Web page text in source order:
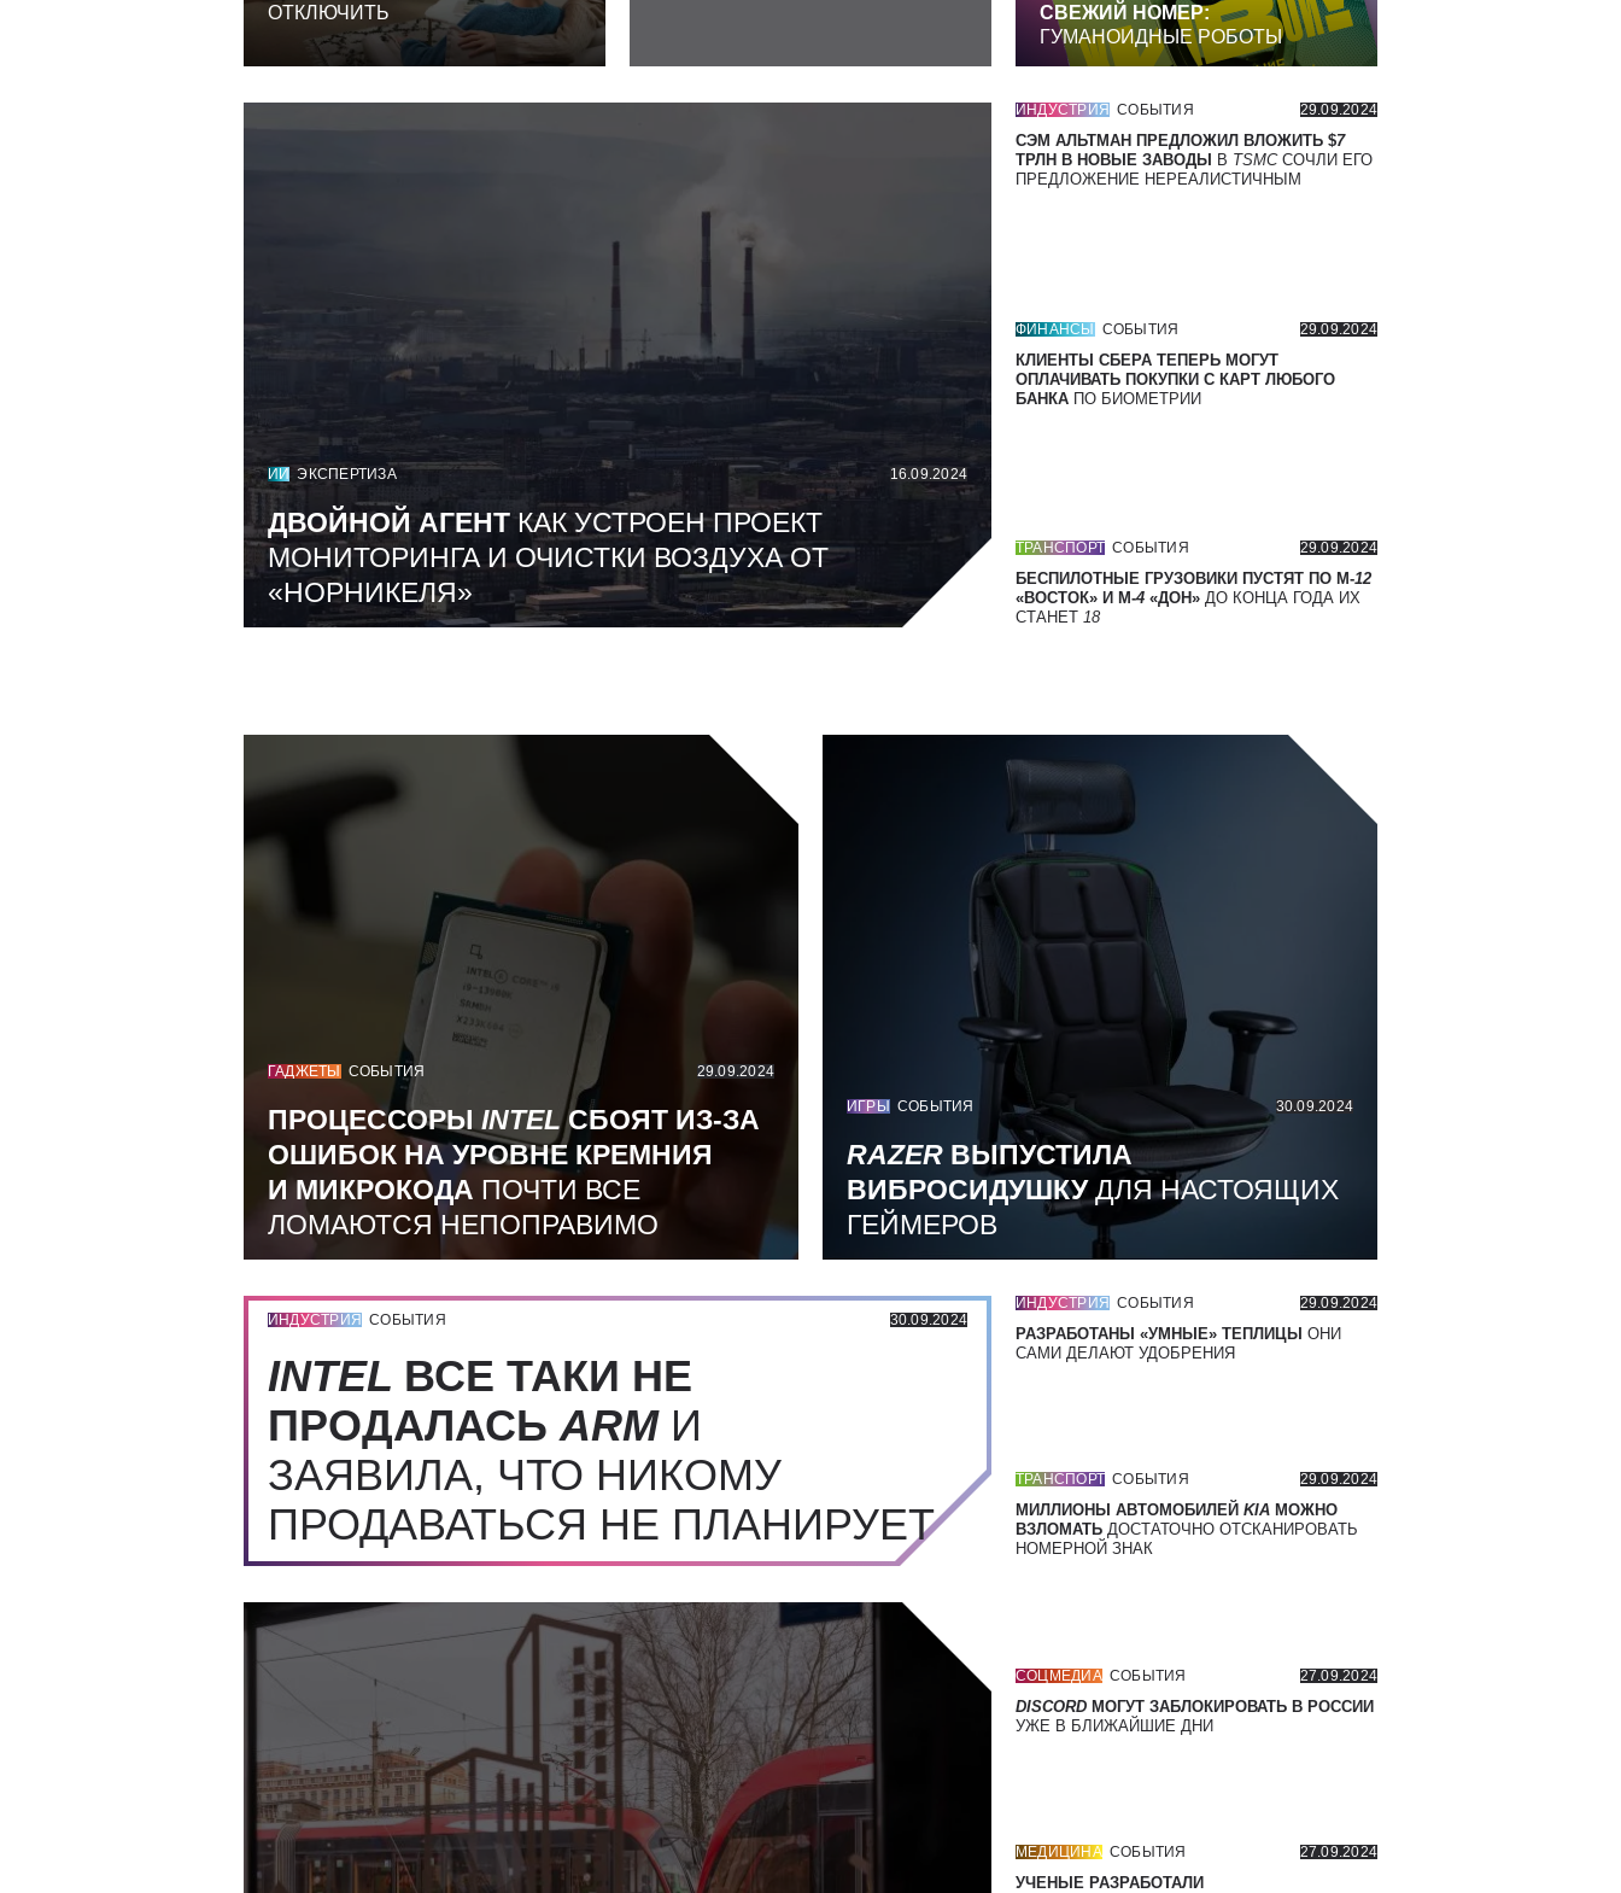
ОТКЛЮЧИТЬ
СВЕЖИЙ НОМЕР:
ГУМАНОИДНЫЕ РОБОТЫ
ИИ ЭКСПЕРТИЗА 16.09.2024
ДВОЙНОЙ АГЕНТКАК УСТРОЕН ПРОЕКТ
МОНИТОРИНГА И ОЧИСТКИ ВОЗДУХА ОТ
«НОРНИКЕЛЯ»
ИНДУСТРИЯ СОБЫТИЯ 29.09.2024
СЭМ АЛЬТМАН ПРЕДЛОЖИЛ ВЛОЖИТЬ $7
ТРЛН В НОВЫЕ ЗАВОДЫ
В TSMC СОЧЛИ ЕГО
ПРЕДЛОЖЕНИЕ НЕРЕАЛИСТИЧНЫМ
ФИНАНСЫ СОБЫТИЯ 29.09.2024
КЛИЕНТЫ СБЕРА ТЕПЕРЬ МОГУТ
ОПЛАЧИВАТЬ ПОКУПКИ С КАРТ ЛЮБОГО
БАНКА ПО БИОМЕТРИИ
ТРАНСПОРТ СОБЫТИЯ 29.09.2024
БЕСПИЛОТНЫЕ ГРУЗОВИКИ ПУСТЯТ ПО М-12
«ВОСТОК» И М-4 «ДОН» ДО КОНЦА ГОДА ИХ
СТАНЕТ 18
ГАДЖЕТЫ СОБЫТИЯ 29.09.2024
ПРОЦЕССОРЫ INTELСБОЯТ ИЗ-ЗА
ОШИБОК НА УРОВНЕ КРЕМНИЯ
И МИКРОКОДА ПОЧТИ ВСЕ
ЛОМАЮТСЯ НЕПОПРАВИМО
ИГРЫ СОБЫТИЯ 30.09.2024
RAZER ВЫПУСТИЛА
ВИБРОСИДУШКУДЛЯ НАСТОЯЩИХ
ГЕЙМЕРОВ
ИНДУСТРИЯ СОБЫТИЯ 30.09.2024
INTEL ВСЕ ТАКИ НЕ
ПРОДАЛАСЬ ARMИ
ЗАЯВИЛА, ЧТО НИКОМУ
ПРОДАВАТЬСЯ НЕ ПЛАНИРУЕТ
ИНДУСТРИЯ СОБЫТИЯ 29.09.2024
РАЗРАБОТАНЫ «УМНЫЕ» ТЕПЛИЦЫ ОНИ
САМИ ДЕЛАЮТ УДОБРЕНИЯ
ТРАНСПОРТ СОБЫТИЯ 29.09.2024
МИЛЛИОНЫ АВТОМОБИЛЕЙ KIA МОЖНО
ВЗЛОМАТЬ ДОСТАТОЧНО ОТСКАНИРОВАТЬ
НОМЕРНОЙ ЗНАК
СОЦМЕДИА СОБЫТИЯ 27.09.2024
DISCORD МОГУТ ЗАБЛОКИРОВАТЬ В РОССИИ
УЖЕ В БЛИЖАЙШИЕ ДНИ
МЕДИЦИНА СОБЫТИЯ 27.09.2024
УЧЕНЫЕ РАЗРАБОТАЛИ